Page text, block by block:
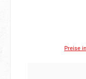
Preise